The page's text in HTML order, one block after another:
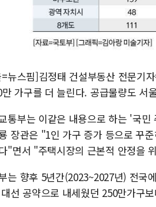
뉴스핌]김정태 건설부동산 전문기
가구를 더 늘린다. 공급물량도 서
통부는 이같은 내용으로 하는 '국
장관은 "1인 가구 증가 등으로 꾸
"면서 "주택시장의 근본적 안정을
는 향후 5년간(2023~2027년) 전국
선 공약으로 내세웠던 250만가구